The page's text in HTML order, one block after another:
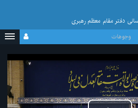
دفتر مقام معظم رهبری
وجوهات